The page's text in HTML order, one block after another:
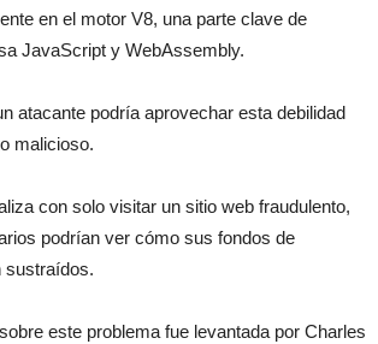
en el motor V8, una parte clave de
JavaScript y WebAssembly.
atacante podría aprovechar esta debilidad
malicioso.
con solo visitar un sitio web fraudulento,
podrían ver cómo sus fondos de
sustraídos.
este problema fue levantada por Charles